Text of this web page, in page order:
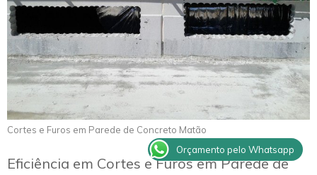
Cortes e Furos em Parede de Concreto Matão
Eficiência em Cortes e Furos em Parede de
Orçamento pelo Whatsapp